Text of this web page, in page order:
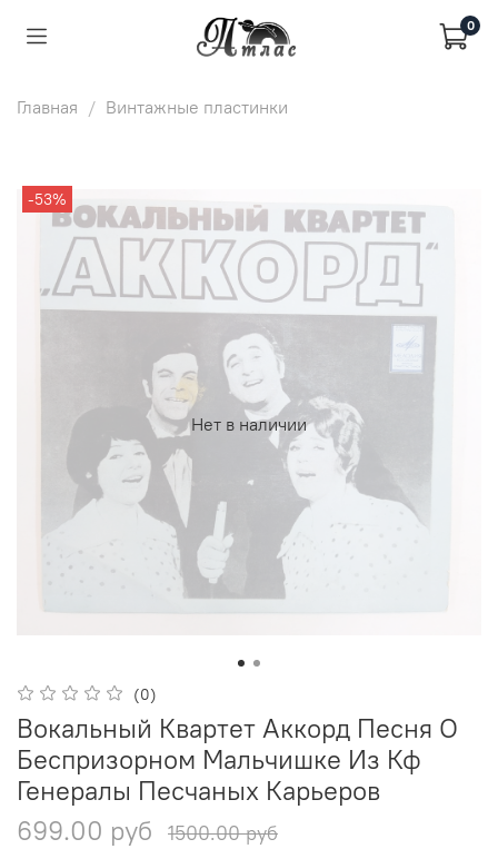
0
Главная Винтажные пластинки
Нет в наличии
-53%
(0)
Вокальный Квартет Аккорд Песня О
Беспризорном Мальчишке Из Кф
Генералы Песчаных Карьеров
699.00 руб
1500.00 руб